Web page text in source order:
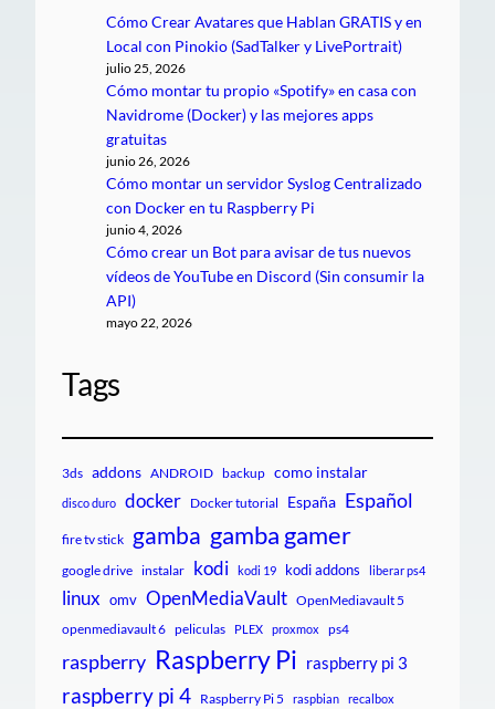
Cómo Crear Avatares que Hablan GRATIS y en
Local con Pinokio (SadTalker y LivePortrait)
julio 25, 2026
Cómo montar tu propio «Spotify» en casa con
Navidrome (Docker) y las mejores apps
gratuitas
junio 26, 2026
Cómo montar un servidor Syslog Centralizado
con Docker en tu Raspberry Pi
junio 4, 2026
Cómo crear un Bot para avisar de tus nuevos
vídeos de YouTube en Discord (Sin consumir la
API)
mayo 22, 2026
Tags
3ds addons ANDROID backup como instalar
disco duro docker Docker tutorial España Español
fire tv stick gamba gamba gamer
google drive instalar kodi kodi 19 kodi addons liberar ps4
linux omv OpenMediaVault OpenMediavault 5
openmediavault 6 peliculas PLEX proxmox ps4
raspberry Raspberry Pi raspberry pi 3
raspberry pi 4 Raspberry Pi 5 raspbian recalbox